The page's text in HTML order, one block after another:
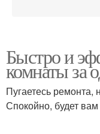
Идеи для стен
Быстро и
комнаты за
Пугаетесь ремонта,
Спокойно, будет